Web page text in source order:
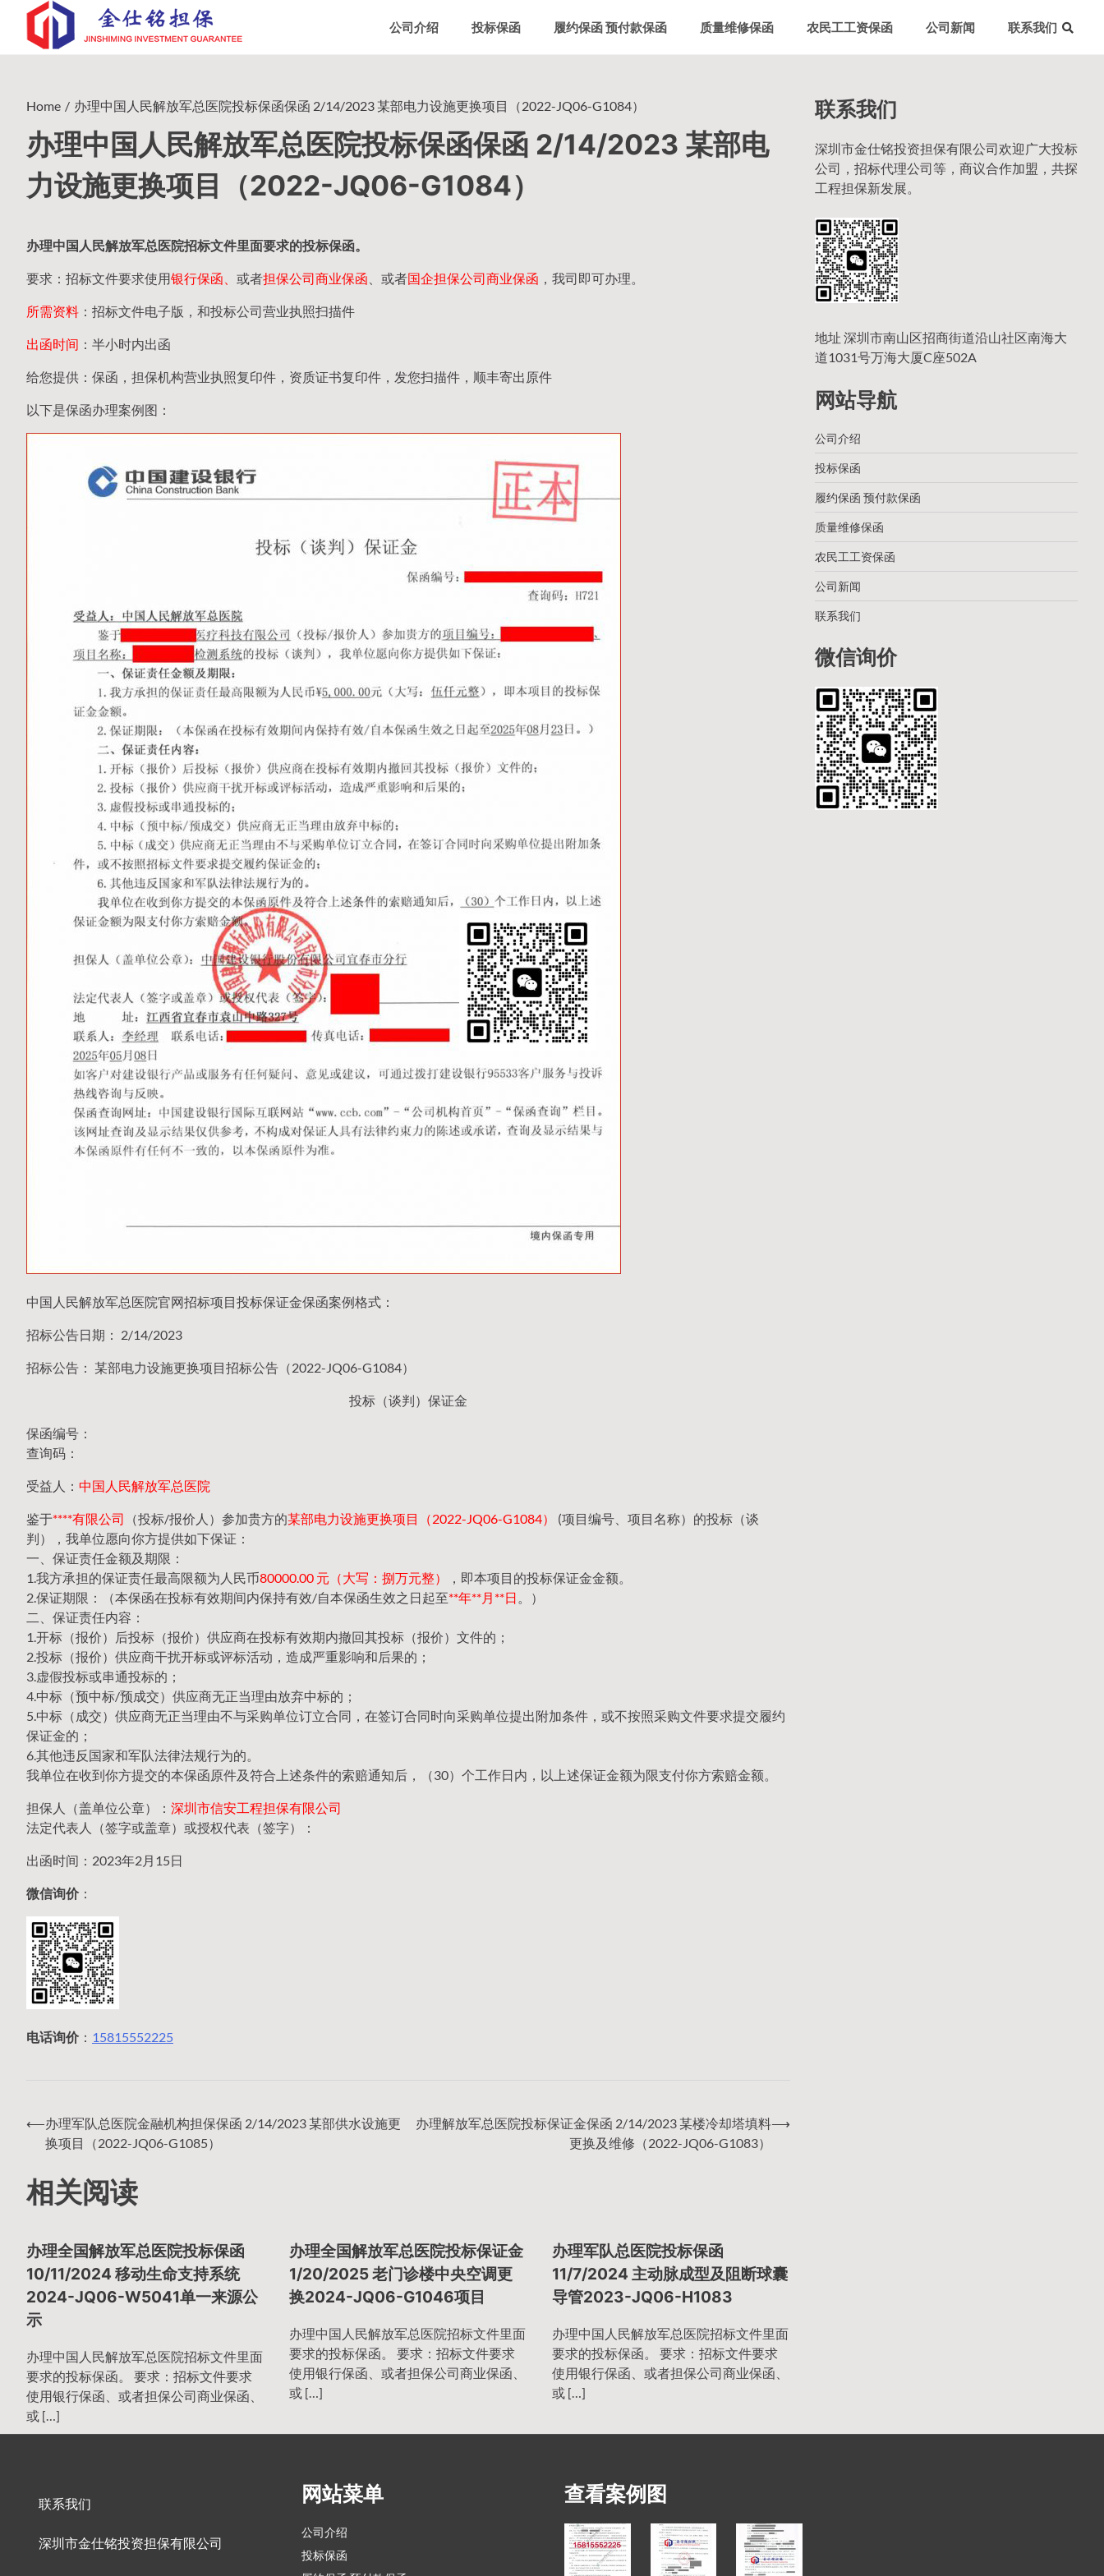
content
公司介绍 投标保函 履约保函 预付款保函 质量维修保函 农民工工资保函 公司新闻 联系我们
Home 办理中国人民解放军总医院投标保函保函 2/14/2023 某部电力设施更换项目（2022-JQ06-G1084）
办理中国人民解放军总医院投标保函保函 2/14/2023 某部电
力设施更换项目（2022-JQ06-G1084）
办理中国人民解放军总医院招标文件里面要求的投标保函。
要求：招标文件要求使用银行保函、 或者担保公司商业保函 、或者国企担保公司商业保函 ，我司即可办理。
所需资料 ：招标文件电子版，和投标公司营业执照扫描件
出函时间 ：半小时内出函
给您提供：保函，担保机构营业执照复印件，资质证书复印件，发您扫描件，顺丰寄出原件
以下是保函办理案例图：
中国人民解放军总医院官网招标项目投标保证金保函案例格式：
招标公告日期： 2/14/2023
招标公告： 某部电力设施更换项目招标公告（2022-JQ06-G1084）
投标（谈判）保证金
保函编号：
查询码：
受益人： 中国人民解放军总医院
鉴于****有限公司 （投标/报价人）参加贵方的某部电力设施更换项目（2022-JQ06-G1084）
(项目编号、项目名称）的投标（谈
判），我单位愿向你方提供如下保证：
一、保证责任金额及期限：
1.我方承担的保证责任最高限额为人民币80000.00 元（大写：捌万元整）
，即本项目的投标保证金金额。
2.保证期限：（本保函在投标有效期间内保持有效/自本保函生效之日起至**年**月**日 。）
二、保证责任内容：
1.开标（报价）后投标（报价）供应商在投标有效期内撤回其投标（报价）文件的；
2.投标（报价）供应商干扰开标或评标活动，造成严重影响和后果的；
3.虚假投标或串通投标的；
4.中标（预中标/预成交）供应商无正当理由放弃中标的；
5.中标（成交）供应商无正当理由不与采购单位订立合同，在签订合同时向采购单位提出附加条件，或不按照采购文件要求提交履约
保证金的；
6.其他违反国家和军队法律法规行为的。
我单位在收到你方提交的本保函原件及符合上述条件的索赔通知后，（30）个工作日内，以上述保证金额为限支付你方索赔金额。
担保人（盖单位公章）： 深圳市信安工程担保有限公司
法定代表人（签字或盖章）或授权代表（签字）：
出函时间：2023年2月15日
微信询价：
电话询价： 15815552225
文
章
导
航
⟵办理军队总医院金融机构担保保函 2/14/2023 某部供水设施更
换项目（2022-JQ06-G1085）
办理解放军总医院投标保证金保函 2/14/2023 某楼冷却塔填料
更换及维修（2022-JQ06-G1083）
⟶
相关阅读
办理全国解放军总医院投标保函
10/11/2024 移动生命支持系统
2024-JQ06-W5041单一来源公
示
办理中国人民解放军总医院招标文件里面
要求的投标保函。 要求：招标文件要求
使用银行保函、或者担保公司商业保函、
或 […]
办理全国解放军总医院投标保证金
1/20/2025 老门诊楼中央空调更
换2024-JQ06-G1046项目
办理中国人民解放军总医院招标文件里面
要求的投标保函。 要求：招标文件要求
使用银行保函、或者担保公司商业保函、
或 […]
办理军队总医院投标保函
11/7/2024 主动脉成型及阻断球囊
导管2023-JQ06-H1083
办理中国人民解放军总医院招标文件里面
要求的投标保函。 要求：招标文件要求
使用银行保函、或者担保公司商业保函、
或 […]
联系我们
深圳市金仕铭投资担保有限公司欢迎广大投标
公司，招标代理公司等，商议合作加盟，共探
工程担保新发展。
地址 深圳市南山区招商街道沿山社区南海大
道1031号万海大厦C座502A
网站导航
公司介绍
投标保函
履约保函 预付款保函
质量维修保函
农民工工资保函
公司新闻
联系我们
微信询价
联系我们
深圳市金仕铭投资担保有限公司
网站菜单
公司介绍
投标保函
查看案例图